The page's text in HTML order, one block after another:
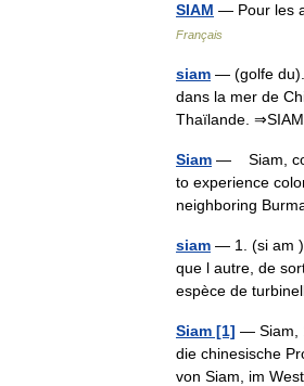
SIAM — Pour les
Français
siam — (golfe du).
dans la mer de
Thaïlande.
Siam — Siam,
to experience
neighboring
siam — 1. (si am )
que l autre, de
espèce de
Siam [1] — Siam,
die chinesische
von Siam, im